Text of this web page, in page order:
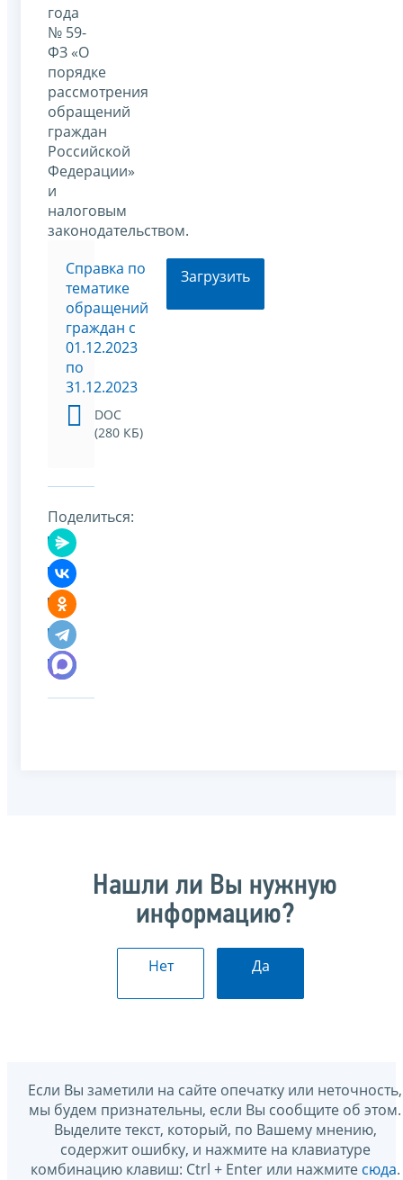
года
№ 59-
ФЗ «О
порядке
рассмотрения
обращений
граждан
Российской
Федерации»
и
налоговым
законодательством.
Справка по
тематике
обращений
граждан c
01.12.2023
по
31.12.2023
DOC
(280 КБ)
Загрузить
Поделиться:
Нашли ли Вы нужную
информацию?
Нет Да
Если Вы заметили на сайте опечатку или неточность,
мы будем признательны, если Вы сообщите об этом.
Выделите текст, который, по Вашему мнению,
содержит ошибку, и нажмите на клавиатуре
комбинацию клавиш: Ctrl + Enter или нажмите сюда.